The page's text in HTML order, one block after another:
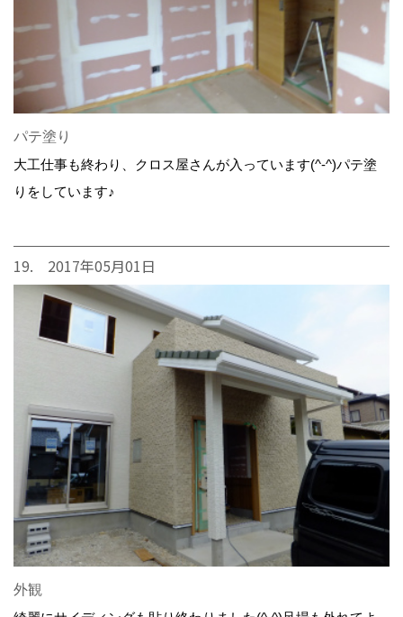
パテ塗り
大工仕事も終わり、クロス屋さんが入っています(^-^)パテ塗
りをしています♪
19. 2017年05月01日
外観